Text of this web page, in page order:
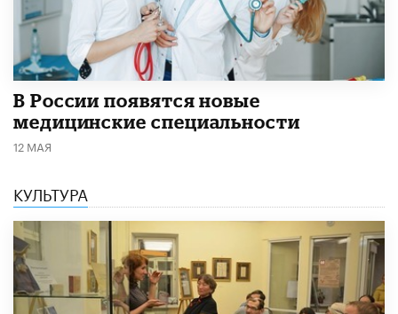
В России появятся новые
медицинские специальности
12 МАЯ
КУЛЬТУРА